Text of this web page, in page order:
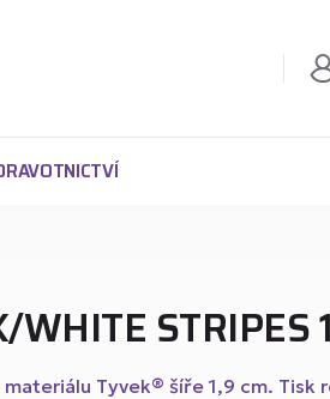
WHITE STRIPES
Tyvek® šíře 1,9 cm. Tisk